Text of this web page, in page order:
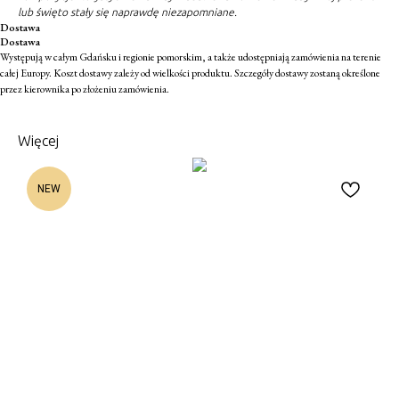
lub święto stały się naprawdę niezapomniane.
Dostawa
Dostawa
Występują w całym Gdańsku i regionie pomorskim, a także udostępniają zamówienia na terenie
całej Europy. Koszt dostawy zależy od wielkości produktu. Szczegóły dostawy zostaną określone
przez kierownika po złożeniu zamówienia.
Więcej
NEW